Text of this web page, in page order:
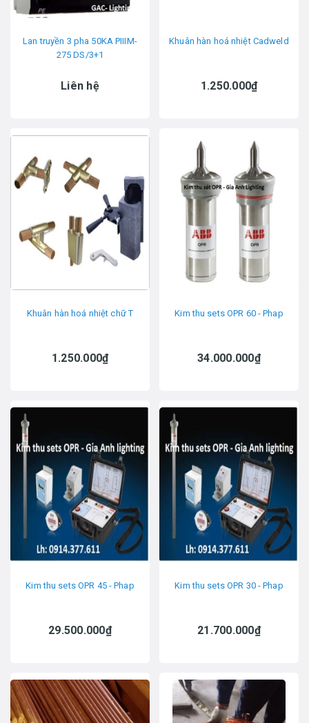
Lan truyền 3 pha 50KA PIIIM-
275 DS/3+1
Liên hệ
Khuân hàn hoá nhiệt Cadweld
1.250.000₫
Khuân hàn hoá nhiệt chữ T
1.250.000₫
Kim thu sets OPR 60 - Phap
34.000.000₫
Kim thu sets OPR 45 - Phap
29.500.000₫
Kim thu sets OPR 30 - Phap
21.700.000₫